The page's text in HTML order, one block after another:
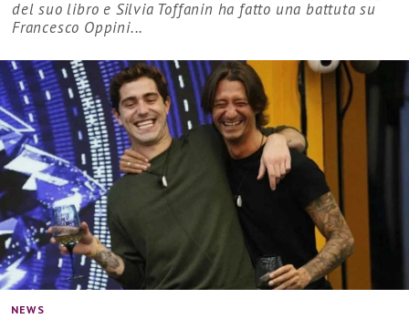
del suo libro e Silvia Toffanin ha fatto una battuta su
Francesco Oppini...
NEWS